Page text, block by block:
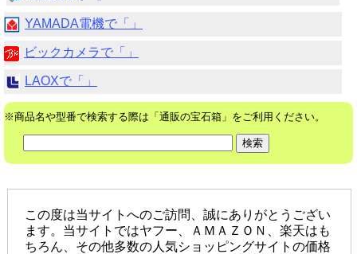
YAMADA電機で「」
ビックカメラで「」
LAOXで「」
※商品名や型番で検索する際は「通販の宝石箱」をご利用ください。
この度は当サイトへのご訪問、誠にありがとうござい
ます。当サイトではヤフー、ＡＭＡＺＯＮ、楽天はも
ちろん、その他多数の人気ショッピングサイトの価格